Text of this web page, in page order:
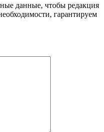
данные, чтобы редакция
гарантируем